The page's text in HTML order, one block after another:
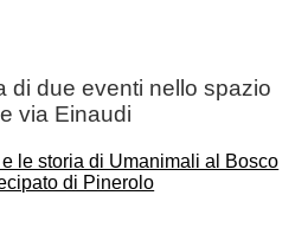
di due eventi nello spazio
via Einaudi